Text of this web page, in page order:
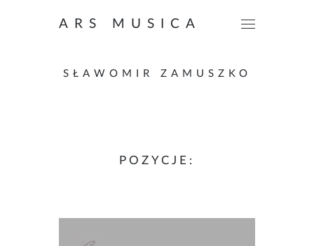
ARS MUSICA
SŁAWOMIR ZAMUSZKO
POZYCJE: